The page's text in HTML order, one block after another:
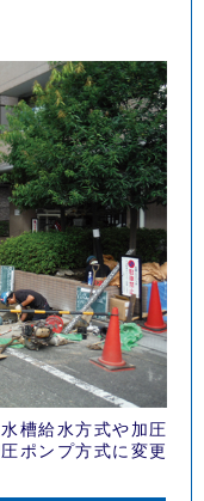
槽給水方式や加圧
ポンプ方式に変更